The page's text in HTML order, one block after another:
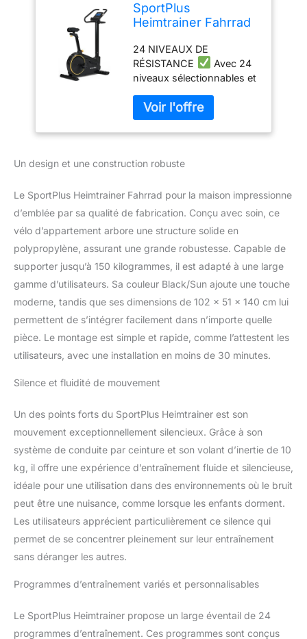
SportPlus
Heimtrainer Fahrrad
Fitnessbike Training
Bike mit 24
Widerstandsstufen &
24
Trainingsprogramme,
10 kg
Schwungmasse, bis
24 NIVEAUX DE
RÉSISTANCE
Avec 24
niveaux sélectionnables et
jusqu'à 260 watts, tu peux
adapter précisément la
résistance à ton niveau de
ainsi t'entraîner de manière
continuellement. Le vélo
d'appartement ne sollicite
pas seulement les muscles
de tes jambes, mais aussi
ceux du tronc environnant
et t'aide à améliorer ton
endurance.
selle confort extra souple
assure le confort, tandis
que les pédales
antidérapantes avec
une sensation
pendant l'entraînement. Tu
pleinement sur ton
entraînement et réaliser
des performances
maximales. KINOMAP x
L'ordinateur
d'entraînement compatible
avec les applications rend
plus variée. Connecte ta
apps de fitness comme
Kinomap. Entraîne-toi
Un design et une construction robuste
Le SportPlus Heimtrainer Fahrrad pour la maison impressionne
d’emblée par sa qualité de fabrication. Conçu avec soin, ce
vélo d’appartement arbore une structure solide en
polypropylène, assurant une grande robustesse. Capable de
supporter jusqu’à 150 kilogrammes, il est adapté à une large
gamme d’utilisateurs. Sa couleur Black/Sun ajoute une touche
moderne, tandis que ses dimensions de 102 x 51 x 140 cm lui
permettent de s’intégrer facilement dans n’importe quelle
pièce. Le montage est simple et rapide, comme l’attestent les
utilisateurs, avec une installation en moins de 30 minutes.
Silence et fluidité de mouvement
Un des points forts du SportPlus Heimtrainer est son
mouvement exceptionnellement silencieux. Grâce à son
système de conduite par ceinture et son volant d’inertie de 10
kg, il offre une expérience d’entraînement fluide et silencieuse,
idéale pour une utilisation dans des environnements où le bruit
peut être une nuisance, comme lorsque les enfants dorment.
Les utilisateurs apprécient particulièrement ce silence qui
permet de se concentrer pleinement sur leur entraînement
sans déranger les autres.
Programmes d’entraînement variés et personnalisables
Le SportPlus Heimtrainer propose un large éventail de 24
programmes d’entraînement. Ces programmes sont conçus